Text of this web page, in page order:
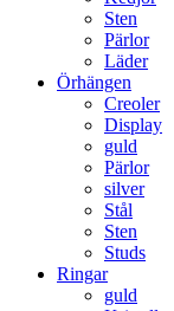
Sten
Pärlor
Läder
Örhängen
Creoler
Display
guld
Pärlor
silver
Stål
Sten
Studs
Ringar
guld